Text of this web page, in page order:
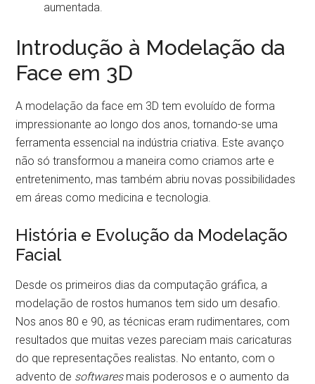
aumentada.
Introdução à Modelação da
Face em 3D
A modelação da face em 3D tem evoluído de forma
impressionante ao longo dos anos, tornando-se uma
ferramenta essencial na indústria criativa. Este avanço
não só transformou a maneira como criamos arte e
entretenimento, mas também abriu novas possibilidades
em áreas como medicina e tecnologia.
História e Evolução da Modelação
Facial
Desde os primeiros dias da computação gráfica, a
modelação de rostos humanos tem sido um desafio.
Nos anos 80 e 90, as técnicas eram rudimentares, com
resultados que muitas vezes pareciam mais caricaturas
do que representações realistas. No entanto, com o
advento de softwaresmais poderosos e o aumento da